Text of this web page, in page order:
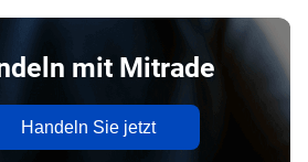
mit Mitrade
Handeln Sie jetzt